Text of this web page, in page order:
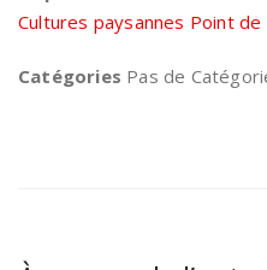
Cultures paysannes Point de
Catégories Pas de